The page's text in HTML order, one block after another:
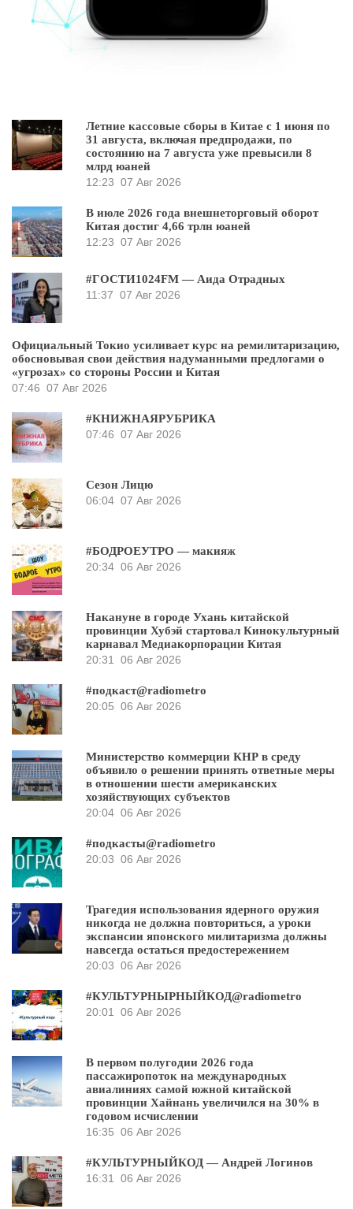
Летние кассовые сборы в Китае с 1 июня по
31 августа, включая предпродажи, по
состоянию на 7 августа уже превысили 8
млрд юаней
12:23 07 Авг 2026
В июле 2026 года внешнеторговый оборот
Китая достиг 4,66 трлн юаней
12:23 07 Авг 2026
#ГОСТИ1024FM — Аида Отрадных
11:37 07 Авг 2026
Официальный Токио усиливает курс на ремилитаризацию,
обосновывая свои действия надуманными предлогами о
«угрозах» со стороны России и Китая
07:46 07 Авг 2026
#КНИЖНАЯРУБРИКА
07:46 07 Авг 2026
Сезон Лицю
06:04 07 Авг 2026
#БОДРОЕУТРО — макияж
20:34 06 Авг 2026
Накануне в городе Ухань китайской
провинции Хубэй стартовал Кинокультурный
карнавал Медиакорпорации Китая
20:31
06 Авг 2026
#подкаст@radiometro
20:05 06 Авг 2026
Министерство коммерции КНР в среду
объявило о решении принять ответные меры
в отношении шести американских
хозяйствующих субъектов
20:04 06 Авг 2026
#подкасты@radiometro
20:03 06 Авг 2026
Трагедия использования ядерного оружия
никогда не должна повториться, а уроки
экспансии японского милитаризма должны
навсегда остаться предостережением
20:03 06 Авг 2026
#КУЛЬТУРНЫРНЫЙКОД@radiometro
20:01
06 Авг 2026
В первом полугодии 2026 года
пассажиропоток на международных
авиалиниях самой южной китайской
провинции Хайнань увеличился на 30% в
годовом исчислении
16:35 06 Авг 2026
#КУЛЬТУРНЫЙКОД — Андрей Логинов
16:31
06 Авг 2026